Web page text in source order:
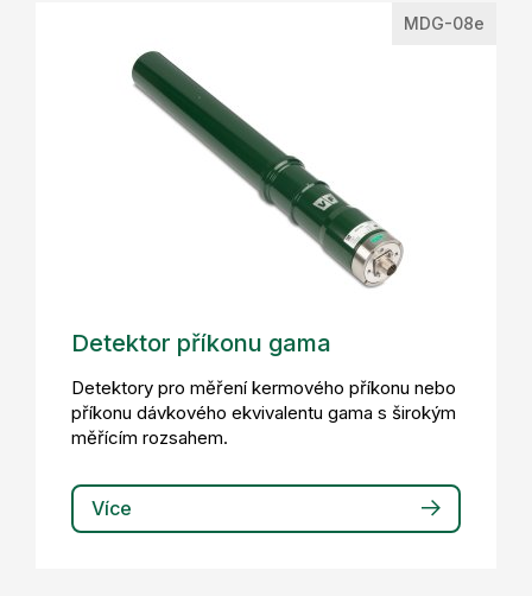
MDG-08e
Detektor příkonu gama
Detektory pro měření kermového příkonu nebo
příkonu dávkového ekvivalentu gama s širokým
měřícím rozsahem.
Více